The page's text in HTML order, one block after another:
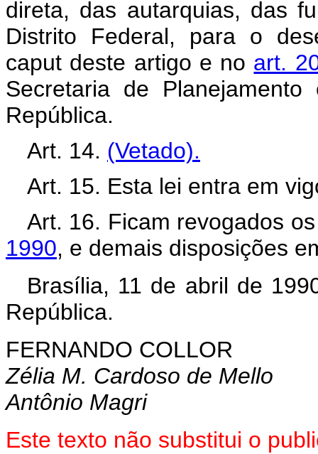
direta, das autarquias, das
Distrito Federal, para o
caput deste artigo e no art.
Secretaria de
República.
Art. 14. (Vetado).
Art. 15. Esta lei entra em
Art. 16. Ficam revogados
1990, e demais disposições
Brasília, 11 de abril de
República.
FERNANDO COLLOR
Zélia M. Cardoso de Mello
Antônio Magri
Este texto não substitui o